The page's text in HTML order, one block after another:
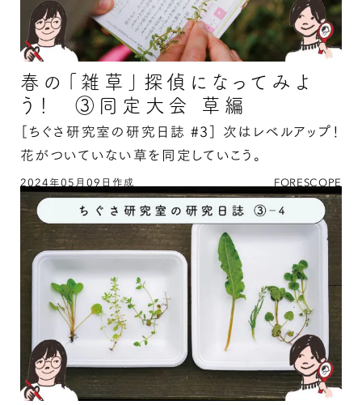
春の「雑草」探偵になってみよ
う！ ③同定大会 草編
［ちぐさ研究室の研究日誌 #3］ 次はレベルアップ！
花がついていない草を同定していこう。
2024年05月09日作成 FORESCOPE
春の「雑草」探偵になってみよう！ ③同定大会
草編の続きを読む